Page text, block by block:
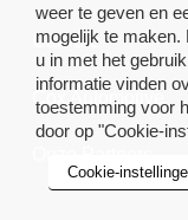
Carrière
Cox Automotive
weer te geven en
mogelijk te
u in met het
informatie vinden
toestemming voor
door op "Cookie-
Cookie-